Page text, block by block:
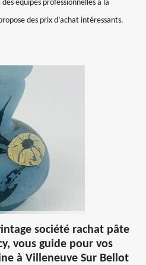
équipes professionnelles à la
des prix d’achat intéressants.
société rachat pâte
vous guide pour vos
à Villeneuve Sur Bellot